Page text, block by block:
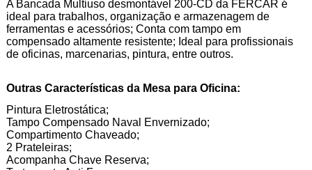
A Bancada Multiuso desmontável 200-CD da FERCAR é
ideal para trabalhos, organização e armazenagem de
ferramentas e acessórios; Conta com tampo em
compensado altamente resistente; Ideal para profissionais
de oficinas, marcenarias, pintura, entre outros.
Outras Características da Mesa para Oficina:
Pintura Eletrostática;
Tampo Compensado Naval Envernizado;
Compartimento Chaveado;
2 Prateleiras;
Acompanha Chave Reserva;